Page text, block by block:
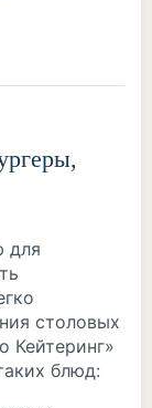
для
столовых
Кейтеринг»
блюд: